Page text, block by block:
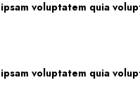
voluptatem quia
voluptatem quia